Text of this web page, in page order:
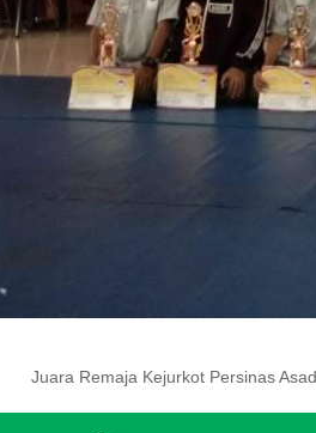
Juara Remaja Kejurkot Persinas